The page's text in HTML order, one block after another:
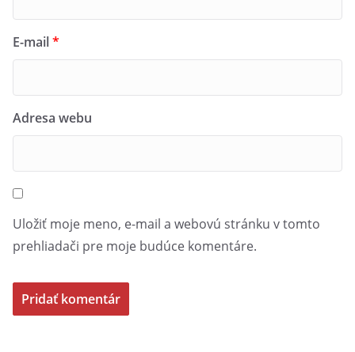
E-mail*
Adresa webu
Uložiť moje meno, e-mail a webovú stránku v tomto
prehliadači pre moje budúce komentáre.